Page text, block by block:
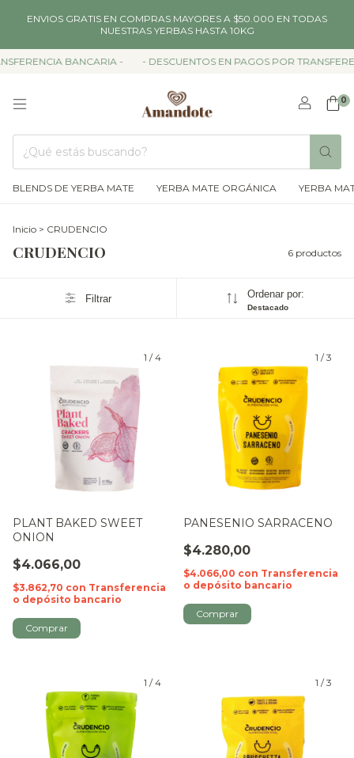
ENVIOS GRATIS EN COMPRAS MAYORES A $50.000 EN TODAS
NUESTRAS YERBAS HASTA 10KG
BANCARIA - - DESCUENTOS EN PAGOS POR
0
BLENDS DE YERBA MATE YERBA MATE ORGÁNICA YERBA
Inicio > CRUDENCIO
CRUDENCIO 6 productos
Filtrar Ordenar por:
Destacado
1 /4
PLANT BAKED SWEET
ONION
$4.066,00
$3.862,70 con Transferencia
o depósito bancario
1 /3
PANESENIO SARRACENO
$4.280,00
$4.066,00 con Transferencia
o depósito bancario
1 /4 1 /3